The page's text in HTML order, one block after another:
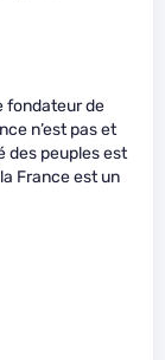
fondateur de
n’est pas et
des peuples est
France est un